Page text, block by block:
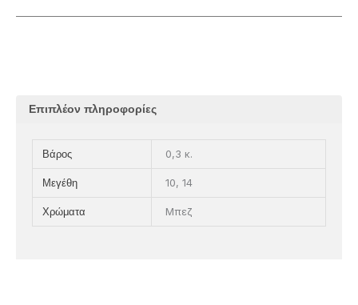
Επιπλέον πληροφορίες
Βάρος 0,3 κ.
Μεγέθη 10, 14
Χρώματα Μπεζ